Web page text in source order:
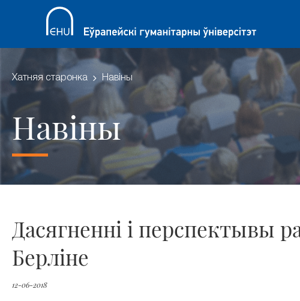
Хатняя старонка Навіны
Навіны
Дасягненні і перспектывы
Берліне
12-06-2018